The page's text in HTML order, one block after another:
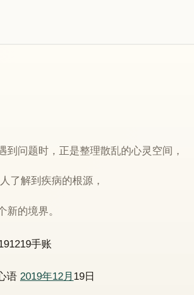
问题时，正是整理散乱的心灵空间，
了解到疾病的根源，
的境界。
语 2019年12月 19日